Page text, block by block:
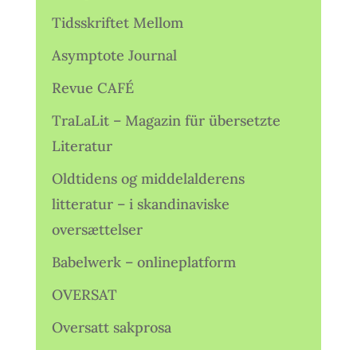
Tidsskriftet Mellom
Asymptote Journal
Revue CAFÉ
TraLaLit – Magazin für übersetzte
Literatur
Oldtidens og middelalderens
litteratur – i skandinaviske
oversættelser
Babelwerk – onlineplatform
OVERSAT
Oversatt sakprosa